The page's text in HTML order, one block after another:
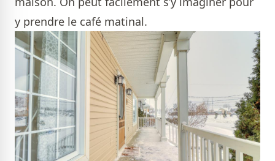
y prendre le café matinal.